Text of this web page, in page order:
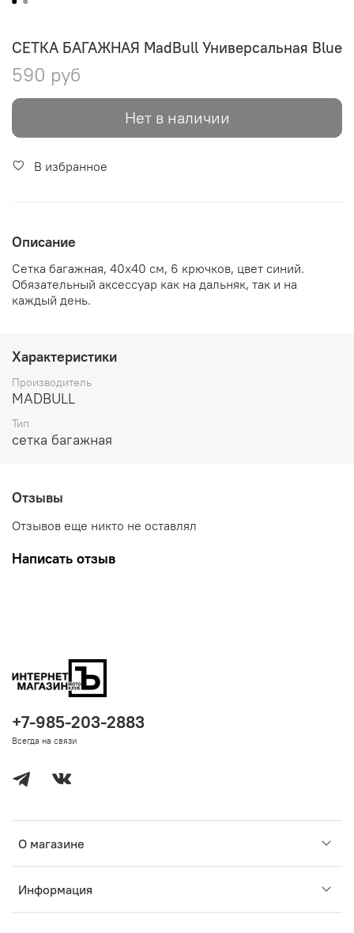
СЕТКА БАГАЖНАЯ MadBull Универсальная Blue
590 руб
Нет в наличии
В избранное
Описание
Сетка багажная, 40х40 см, 6 крючков, цвет синий.
Обязательный аксессуар как на дальняк, так и на
каждый день.
Характеристики
Производитель
MADBULL
Тип
сетка багажная
Отзывы
Отзывов еще никто не оставлял
Написать отзыв
О магазине
Информация
+7-985-203-2883
Всегда на связи